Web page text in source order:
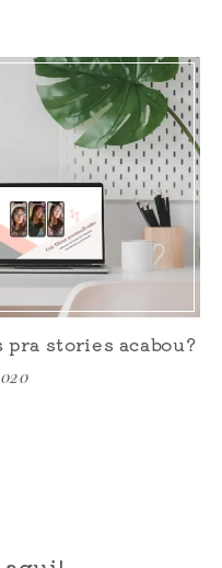
stories acabou?